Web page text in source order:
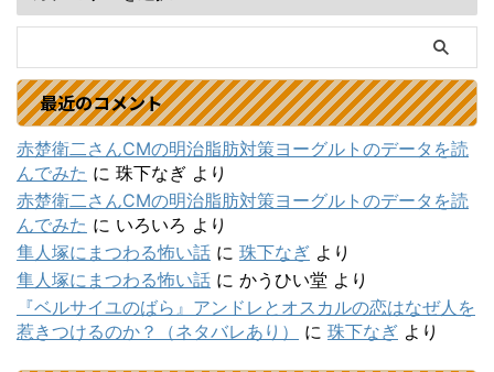
最近のコメント
赤楚衛二さんCMの明治脂肪対策ヨーグルトのデータを読
んでみた に 珠下なぎ より
赤楚衛二さんCMの明治脂肪対策ヨーグルトのデータを読
んでみた に いろいろ より
隼人塚にまつわる怖い話 に 珠下なぎ より
隼人塚にまつわる怖い話 に かうひい堂 より
『ベルサイユのばら』アンドレとオスカルの恋はなぜ人を
惹きつけるのか？（ネタバレあり）
に 珠下なぎ より